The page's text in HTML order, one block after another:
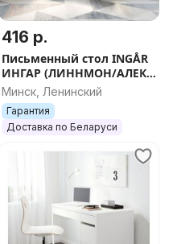
416 р.
Письменный стол INGÅR
ИНГАР (ЛИННМОН/АЛЕКС
В ИКЕА), белый,
120/140x73x55 см
Минск, Ленинский
Гарантия
Доставка по Беларуси